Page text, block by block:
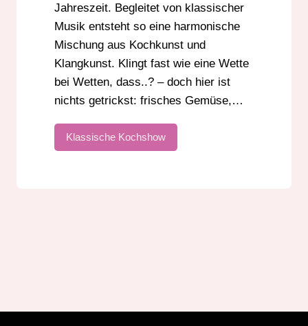
Jahreszeit. Begleitet von klassischer
Musik entsteht so eine harmonische
Mischung aus Kochkunst und
Klangkunst. Klingt fast wie eine Wette
bei Wetten, dass..? – doch hier ist
nichts getrickst: frisches Gemüse,…
Klassische Kochshow